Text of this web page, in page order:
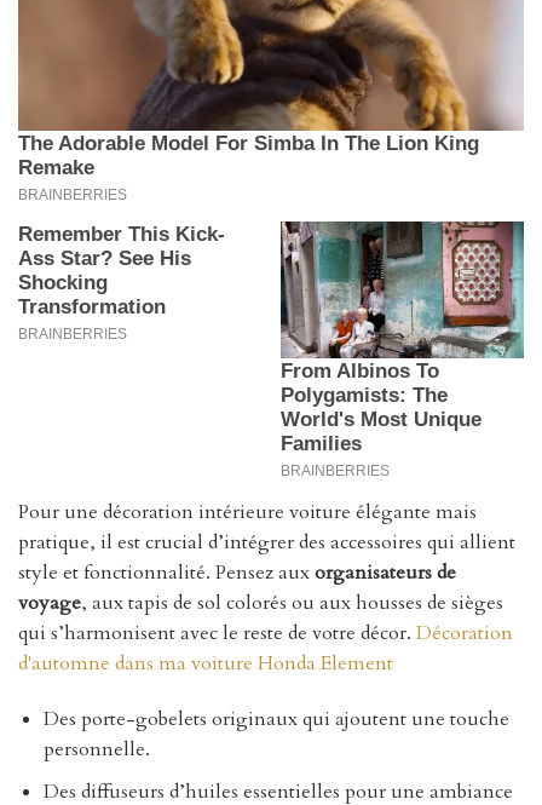
Pour une décoration intérieure voiture élégante mais
pratique, il est crucial d’intégrer des accessoires qui allient
style et fonctionnalité. Pensez auxorganisateurs de
voyage, aux tapis de sol colorés ou aux housses de sièges
qui s’harmonisent avec le reste de votre décor. Décoration
d'automne dans ma voiture Honda Element
Des porte-gobelets originaux qui ajoutent une touche
personnelle.
Des diffuseurs d’huiles essentielles pour une ambiance